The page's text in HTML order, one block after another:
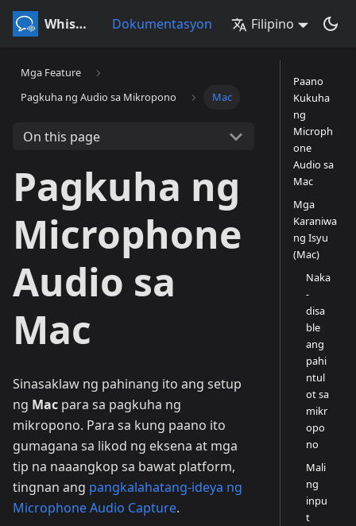
Whisperr Dokumentasyon Filipino
Mga Feature
Pagkuha ng Audio sa Mikropono
Mac
On this page
Pagkuha ng
Microphone
Audio sa
Mac
Sinasaklaw ng pahinang ito ang setup
ng Mac para sa pagkuha ng
mikropono. Para sa kung paano ito
gumagana sa likod ng eksena at mga
tip na naaangkop sa bawat platform,
tingnan ang pangkalahatang-ideya ng
Microphone Audio Capture.
Paano
Kukuha
ng
Microph
one
Audio sa
Mac
Mga
Karaniwa
ng Isyu
(Mac)
Naka
-
disa
ble
ang
pahi
ntul
ot sa
mikr
opo
no
Mali
ng
inpu
t